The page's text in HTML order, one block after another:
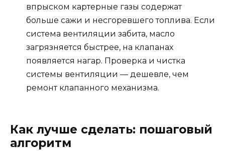
впрыском картерные газы содержат
больше сажи и несгоревшего топлива. Если
система вентиляции забита, масло
загрязняется быстрее, на клапанах
появляется нагар. Проверка и чистка
системы вентиляции — дешевле, чем
ремонт клапанного механизма.
Как лучше сделать: пошаговый
алгоритм